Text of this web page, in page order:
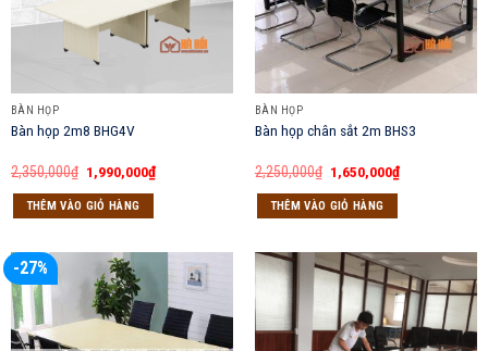
BÀN HỌP
Bàn họp 2m8 BHG4V
2,350,000₫ Giá
gốc
là:
2,350,000₫.
1,990,000₫Giá
hiện
THÊM VÀO GIỎ HÀNG
BÀN HỌP
Bàn họp chân sắt 2m BHS3
2,250,000₫ Giá
gốc
là:
2,250,000₫.
1,650,000₫Giá
hiện
THÊM VÀO GIỎ HÀNG
-27%